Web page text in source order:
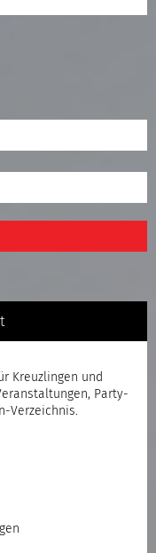
Kreuzlingen und
Party-
Verzeichnis.